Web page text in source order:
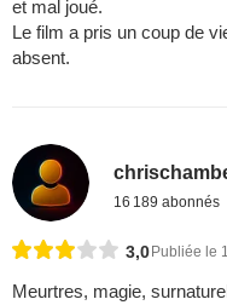
et mal joué.
Le film a pris un coup de
absent.
16 189 abonnés
3,0 Publiée le
Meurtres, magie,